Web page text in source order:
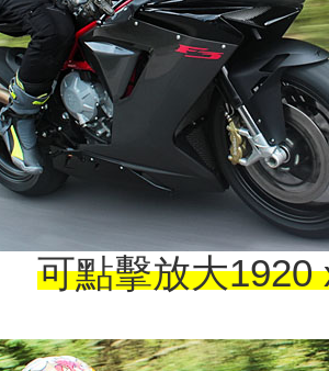
可點擊放大1920